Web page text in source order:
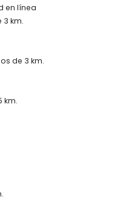
en el precio del alquiler
de emergencia 24 horas
acondicionado
adicional
niños (bajo demanda)
ocio para sus vacaciones
(Arenal Jávea) (a menos
Jávea, Costa Blanca
en línea
km.
de 3 km.
km.